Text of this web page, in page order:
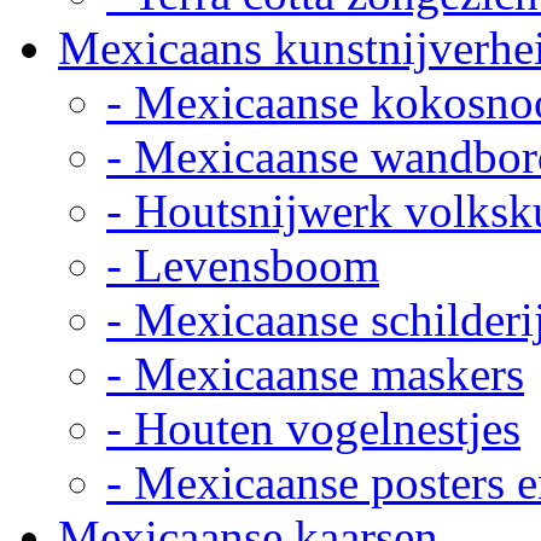
Mexicaans
- Mexicaanse
- Mexicaanse
- Houtsnijwerk
- Levensboom
- Mexicaanse
- Mexicaanse maskers
- Houten vogelnestjes
- Mexicaanse posters